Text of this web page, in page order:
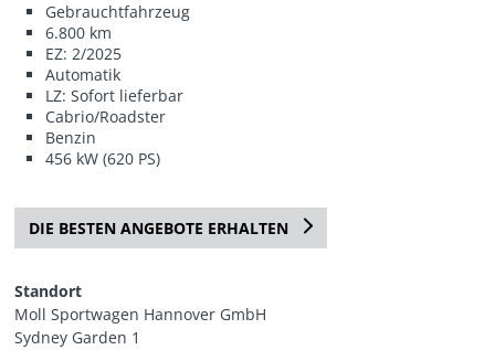
Gebrauchtfahrzeug
6.800 km
EZ: 2/2025
Automatik
LZ: Sofort lieferbar
Cabrio/Roadster
Benzin
456 kW (620 PS)
DIE BESTEN ANGEBOTE ERHALTEN
Standort
Moll Sportwagen Hannover GmbH
Sydney Garden 1